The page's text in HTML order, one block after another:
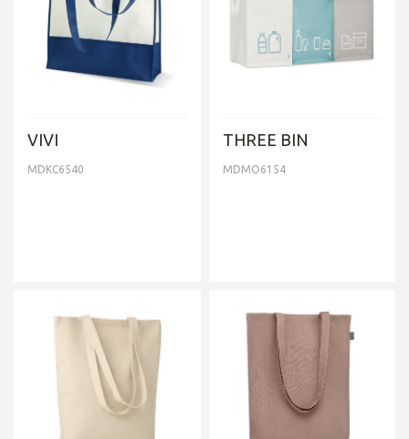
VIVI
MDKC6540
THREE BIN
MDMO6154